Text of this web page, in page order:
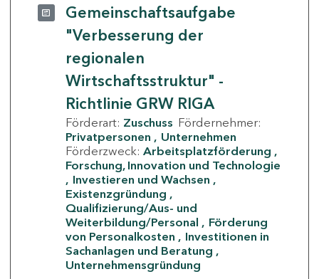
Gemeinschaftsaufgabe
"Verbesserung der
regionalen
Wirtschaftsstruktur" -
Richtlinie GRW RIGA
Förderart: Zuschuss Fördernehmer:
Privatpersonen
Unternehmen
Förderzweck: Arbeitsplatzförderung
Forschung, Innovation und Technologie
Investieren und Wachsen
Existenzgründung
Qualifizierung/Aus- und
Weiterbildung/Personal
Förderung
von Personalkosten
Investitionen in
Sachanlagen und Beratung
Unternehmensgründung